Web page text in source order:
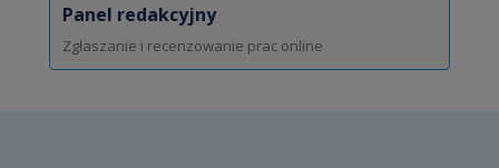
Panel redakcyjny
Zgłaszanie i recenzowanie prac online